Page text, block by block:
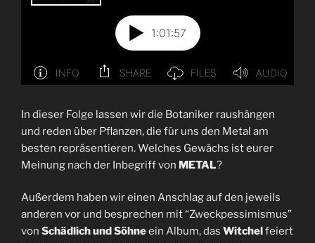
In dieser Folge lassen wir die Botaniker raushängen
und reden über Pflanzen, die für uns den Metal am
besten repräsentieren. Welches Gewächs ist eurer
Meinung nach der Inbegriff von METAL?
Außerdem haben wir einen Anschlag auf den jeweils
anderen vor und besprechen mit “Zweckpessimismus”
von Schädlich und Söhneein Album, das Witchel feiert